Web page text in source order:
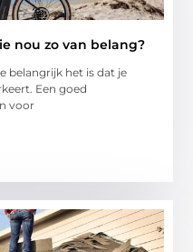
nou zo van belang?
belangrijk het is dat je
Een goed
voor